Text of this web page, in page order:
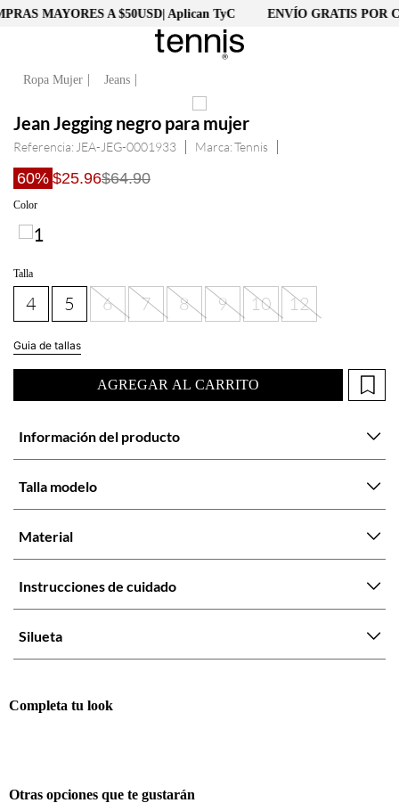
MAYORES A $50USD| Aplican TyC ENVÍO GRATIS POR
Ropa Mujer Jeans
Jean Jegging negro para mujer
Referencia: JEA-JEG-0001933 Tennis
60% $25.96$64.90
Color
Talla
4 5 6 7 8 9 10 12
Guia de tallas
AGREGAR AL CARRITO
Información del producto
Talla modelo
Material
Instrucciones de cuidado
Silueta
Completa tu look
Otras opciones que te gustarán